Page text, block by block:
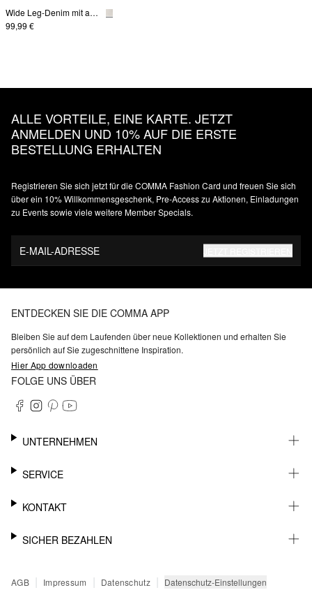
Wide Leg-Denim mit aufgesetzten Taschen
99,99 €
ALLE VORTEILE, EINE KARTE. JETZT
ANMELDEN UND 10% AUF DIE ERSTE
BESTELLUNG ERHALTEN
Registrieren Sie sich jetzt für die COMMA Fashion Card und freuen Sie sich
über ein 10% Willkommensgeschenk, Pre-Access zu Aktionen, Einladungen
zu Events sowie viele weitere Member Specials.
E-MAIL-ADRESSE
ENTDECKEN SIE DIE COMMA APP
Bleiben Sie auf dem Laufenden über neue Kollektionen und erhalten Sie
persönlich auf Sie zugeschnittene Inspiration.
Hier App downloaden
FOLGE UNS ÜBER
UNTERNEHMEN
KARRIERE
BARRIEREFREIHEIT
SERVICE
WHATSAPP
MEIN KONTO
SENDUNGSVERFOLGUNG
KONTAKT
SUPPORT
SICHER BEZAHLEN
PAYPAL
AGB | Impressum | Datenschutz | Datenschutz-Einstellungen